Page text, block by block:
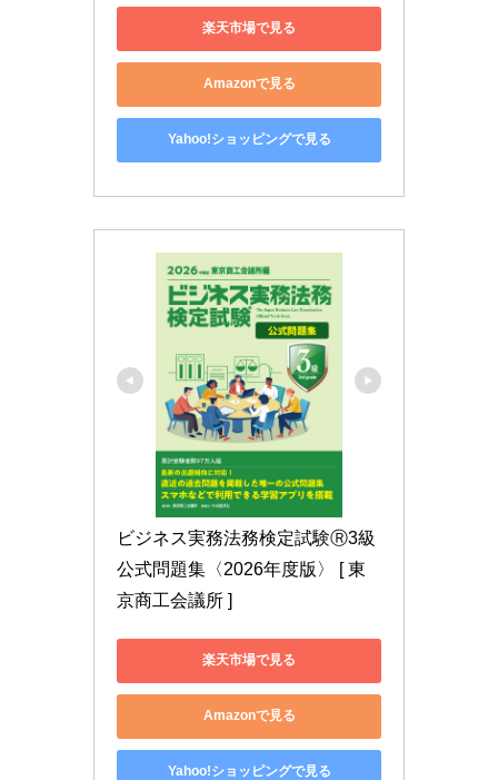
楽天市場で見る
Amazonで見る
Yahoo!ショッピングで見る
ビジネス実務法務検定試験Ⓡ3級
公式問題集〈2026年度版〉 [ 東
京商工会議所 ]
楽天市場で見る
Amazonで見る
Yahoo!ショッピングで見る